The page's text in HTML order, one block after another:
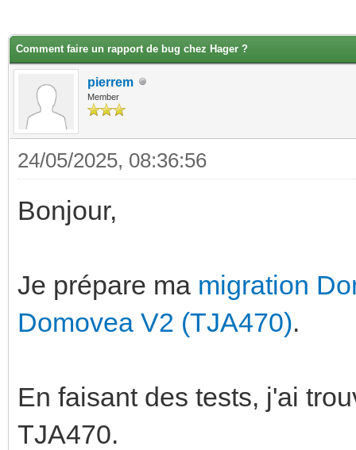
Comment faire un rapport de bug chez Hager ?
pierrem
Member
24/05/2025, 08:36:56
Bonjour,
Je prépare ma migration
Domovea V2 (TJA470).
En faisant des tests, j'ai
TJA470.